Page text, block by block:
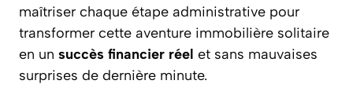
maîtriser chaque étape administrative pour
transformer cette aventure immobilière solitaire
en un succès financier réel et sans mauvaises
surprises de dernière minute.